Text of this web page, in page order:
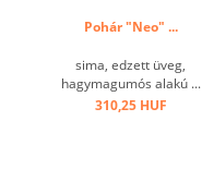
Pohár "Neo" ...
sima, edzett üveg,
hagymagumós alakú ...
310,25 HUF